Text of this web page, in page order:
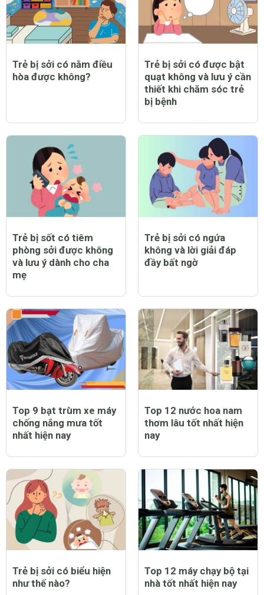
Trẻ bị sởi có nằm điều
hòa được không?
Trẻ bị sởi có được bật
quạt không và lưu ý cần
thiết khi chăm sóc trẻ
bị bệnh
Trẻ bị sốt có tiêm
phòng sởi được không
và lưu ý dành cho cha
mẹ
Trẻ bị sởi có ngứa
không và lời giải đáp
đầy bất ngờ
Top 9 bạt trùm xe máy
chống nắng mưa tốt
nhất hiện nay
Top 12 nước hoa nam
thơm lâu tốt nhất hiện
nay
Trẻ bị sởi có biểu hiện
như thế nào?
Top 12 máy chạy bộ tại
nhà tốt nhất hiện nay